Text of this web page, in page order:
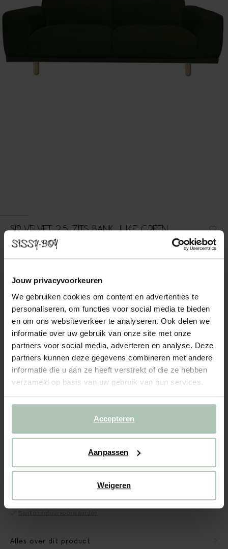
Jouw privacyvoorkeuren
We gebruiken cookies om content en advertenties te
personaliseren, om functies voor social media te bieden
en om ons websiteverkeer te analyseren. Ook delen we
informatie over uw gebruik van onze site met onze
partners voor social media, adverteren en analyse. Deze
partners kunnen deze gegevens combineren met andere
informatie die u aan ze heeft verstrekt of die ze hebben
verzameld op basis van uw gebruik van hun services.
Accepteren
Aanpassen
Weigeren
SIR VELVET 2.5-ZITS BANK JUKE GREEN
FOREST
Prachtige fluwelen 2.5-zits bank uit de Sir serie van Sissy-Boy.
Het velvet materiaal draagt bij aan het luxe vintage karakter van
rijke kleur, een echte eyecatcher is ...
2.5-zits (1x) + opties
2 Stof: Juke Green forest 162 + kleuropties
CBW garantie
We maken de bank gebruiksklaar
Verpakkingsmateriaal nemen we mee
Alles over dit product